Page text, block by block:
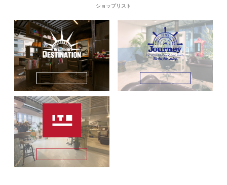
ショップリスト
More Detail More Detail